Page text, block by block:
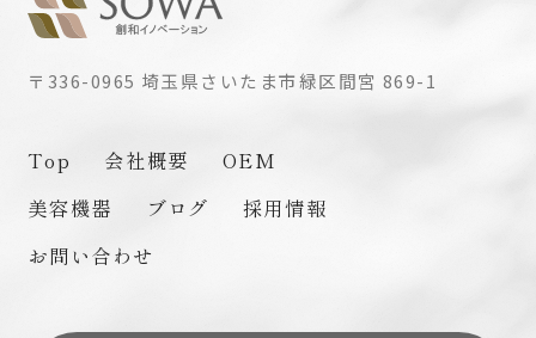
〒336-0965 埼玉県さいたま市緑区間宮 869-1
Top 会社概要
OEM
美容機器
ブログ
採用情報
お問い合わせ